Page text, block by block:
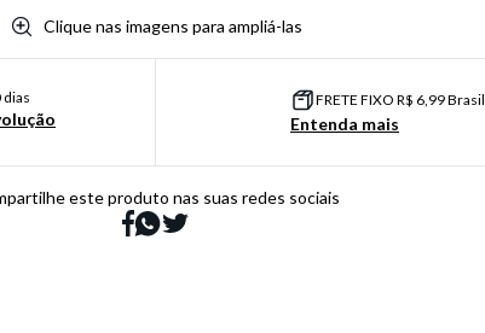
Clique nas imagens para ampliá-las
FRETE FIXO R$ 6,99 Brasil
Entenda mais
este produto nas suas redes sociais